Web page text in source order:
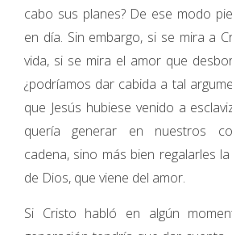
cabo sus planes? De ese modo
en día. Sin embargo, si se mira a
vida, si se mira el amor que
¿podríamos dar cabida a tal
que Jesús hubiese venido a
quería generar en nuestros
cadena, sino más bien regalarles
de Dios, que viene del amor.
Si Cristo habló en algún